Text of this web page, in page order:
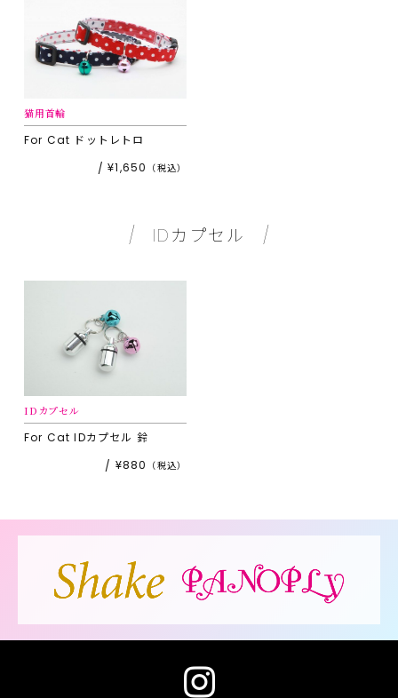
For Cat ドットレトロ
¥1,650
猫用首輪
IDカプセル
For CatIDカプセル 鈴
¥880
IDカプセル